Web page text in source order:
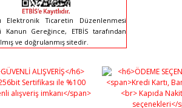
Elektronik Ticaretin Düzenlenmesi
Kanun Gereğince, ETBİS tarafından
ve doğrulanmış sitedir.